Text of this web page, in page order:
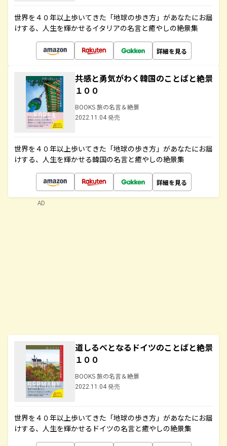
世界を４０年以上歩いてきた「地球の歩き方」があなたにお届
けする、人生を輝かせるイタリアの名言と癒やしの絶景集
詳細を見る
共感と勇気がわく韓国のことばと絶景
１００
BOOKS 旅の名言＆絶景
2022.11.04 発売
世界を４０年以上歩いてきた「地球の歩き方」があなたにお届
けする、人生を輝かせる韓国の名言と癒やしの絶景集
詳細を見る
道しるべとなるドイツのことばと絶景
１００
BOOKS 旅の名言＆絶景
2022.11.04 発売
世界を４０年以上歩いてきた「地球の歩き方」があなたにお届
けする、人生を輝かせるドイツの名言と癒やしの絶景集
AD